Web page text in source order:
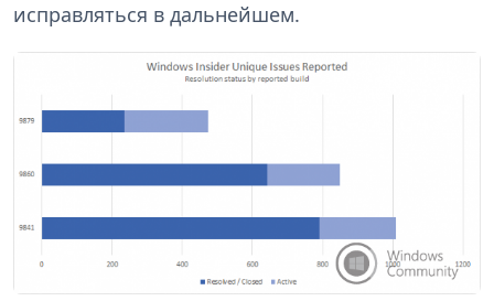
исправляться в дальнейшем.